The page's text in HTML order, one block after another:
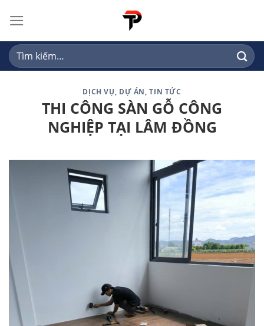
content
Tìm
kiếm:
DỊCH VỤ, DỰ ÁN,TIN TỨC
THI CÔNG SÀN GỖ CÔNG
NGHIỆP TẠI LÂM ĐỒNG